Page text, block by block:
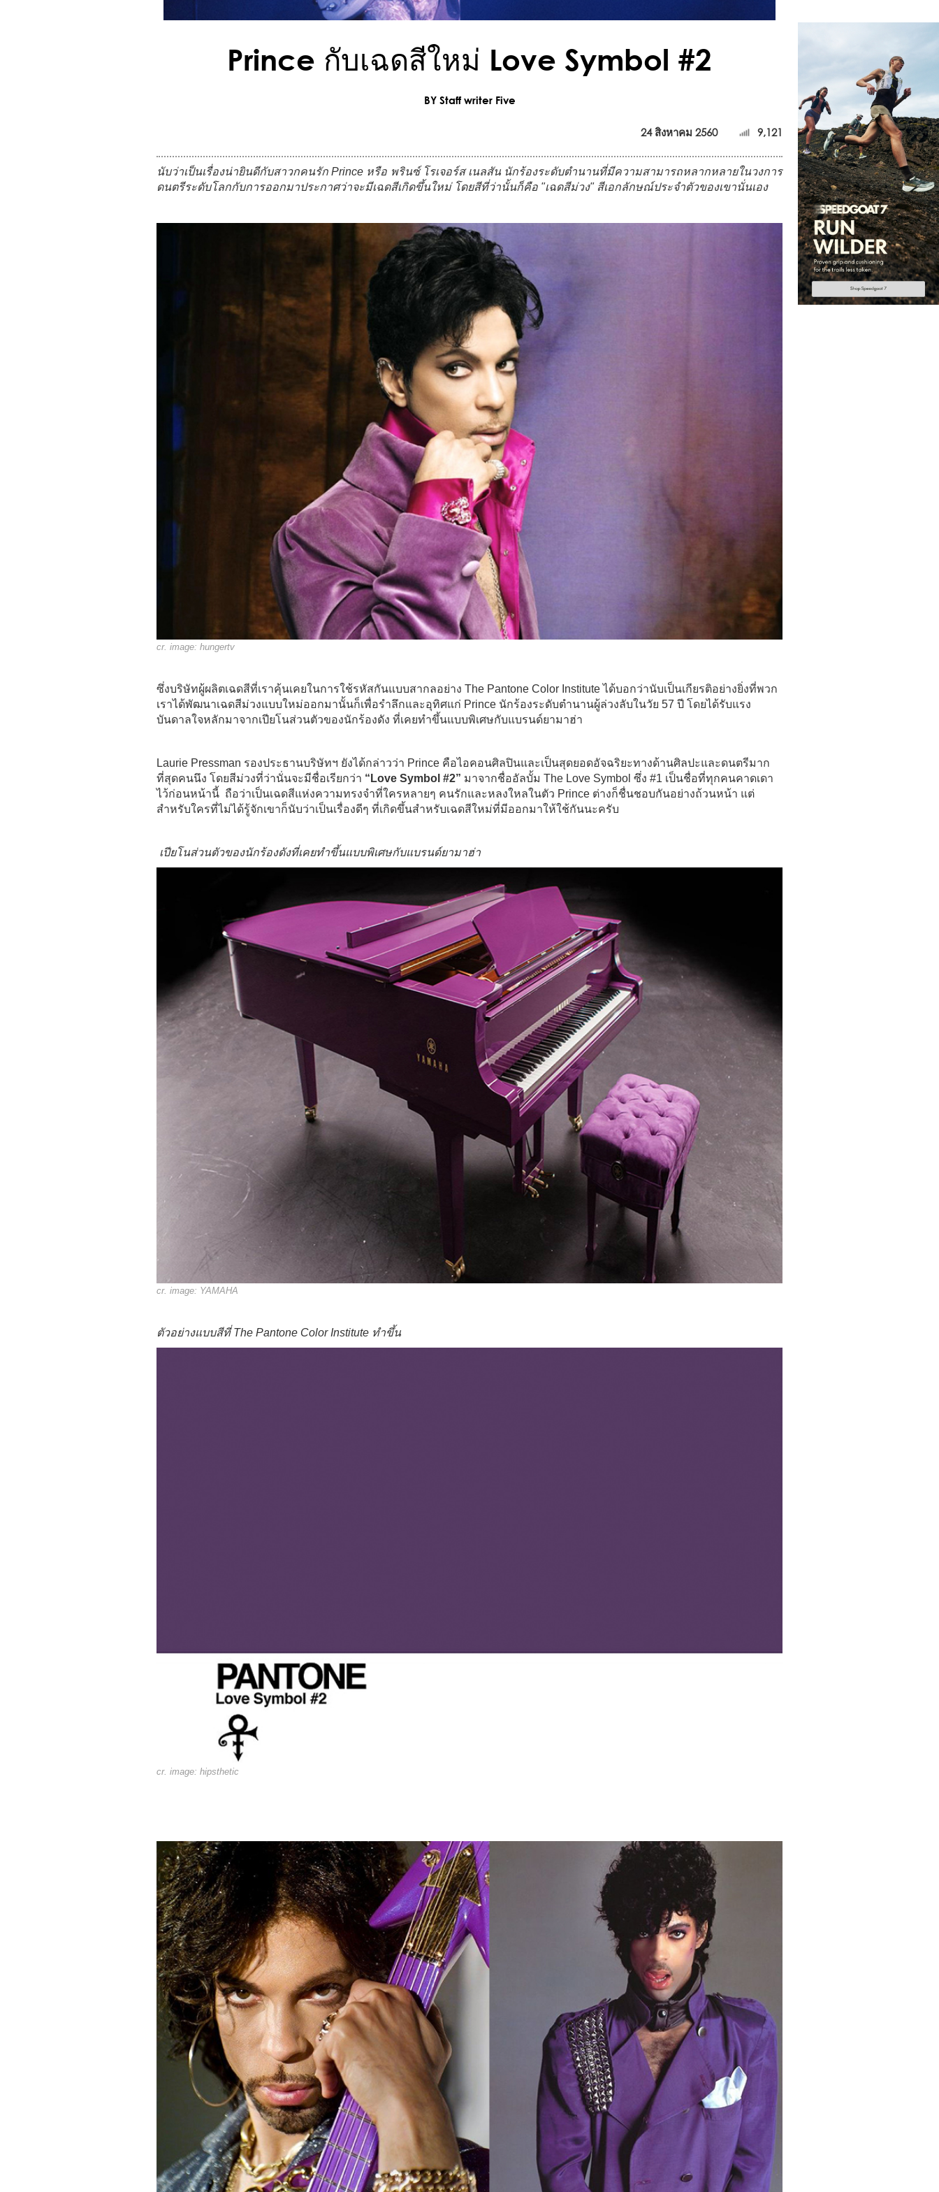
Prince กับเฉดสีใหม่ Love Symbol #2
BY Staff writer Five
24 สิงหาคม 2560 9,121
นับว่าเป็นเรื่องน่ายินดีกับสาวกคนรัก Prince หรือ พรินซ์ โรเจอร์ส เนลสัน นักร้องระดับตำนานที่มีความสามารถหลากหลายในวงการ
ดนตรีระดับโลกกับการออกมาประกาศว่าจะมีเฉดสีเกิดขึ้นใหม่ โดยสีที่ว่านั้นก็คือ "เฉดสีม่วง" สีเอกลักษณ์ประจำตัวของเขานั่นเอง
cr. image: hungertv
ซึ่งบริษัทผู้ผลิตเฉดสีที่เราคุ้นเคยในการใช้รหัสกันแบบสากลอย่าง The Pantone Color Institute ได้บอกว่านับเป็นเกียรติอย่างยิ่งที่พวก
เราได้พัฒนาเฉดสีม่วงแบบใหม่ออกมานั้นก็เพื่อรำลึกและอุทิศแก่ Prince นักร้องระดับตำนานผู้ล่วงลับในวัย 57 ปี โดยได้รับแรง
บันดาลใจหลักมาจากเปียโนส่วนตัวของนักร้องดัง ที่เคยทำขึ้นแบบพิเศษกับแบรนด์ยามาฮ่า
Laurie Pressman รองประธานบริษัทฯ ยังได้กล่าวว่า Prince คือไอคอนศิลปินและเป็นสุดยอดอัจฉริยะทางด้านศิลปะและดนตรีมาก
ที่สุดคนนึง โดยสีม่วงที่ว่านั่นจะมีชื่อเรียกว่า “Love Symbol #2” มาจากชื่ออัลบั้ม The Love Symbol ซึ่ง #1 เป็นชื่อที่ทุกคนคาดเดา
ไว้ก่อนหน้านี้ ถือว่าเป็นเฉดสีแห่งความทรงจำที่ใครหลายๆ คนรักและหลงใหลในตัว Prince ต่างก็ชื่นชอบกันอย่างถ้วนหน้า แต่
สำหรับใครที่ไม่ได้รู้จักเขาก็นับว่าเป็นเรื่องดีๆ ที่เกิดขึ้นสำหรับเฉดสีใหม่ที่มีออกมาให้ใช้กันนะครับ
เปียโนส่วนตัวของนักร้องดังที่เคยทำขึ้นแบบพิเศษกับแบรนด์ยามาฮ่า
cr. image: YAMAHA
ตัวอย่างแบบสีที่ The Pantone Color Institute ทำขึ้น
cr. image: hipsthetic